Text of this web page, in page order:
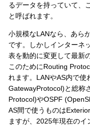
るデータを持っていて、
と呼ばれます。
小規模なLANなら、あら
です。しかしインターネ
表を動的に変更して最新
このためにRouting
れます。LANやAS内で
GatewayProtocol)と総称
Protocol)やOSPF
AS間で使うものは
ますが、2025年現在の